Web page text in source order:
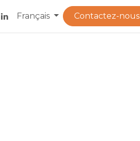
Français Contactez-nous